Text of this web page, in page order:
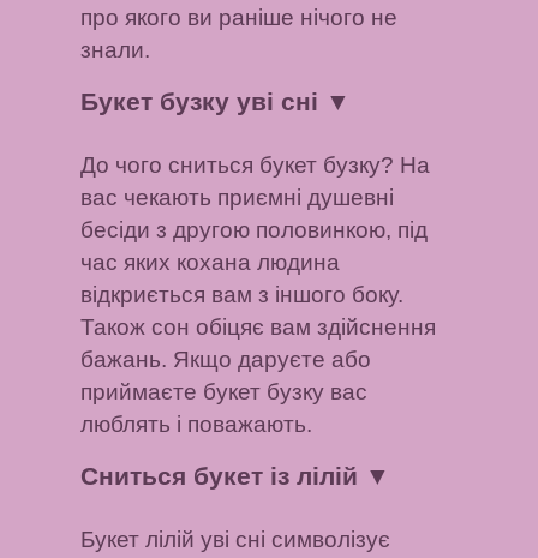
про якого ви раніше нічого не
знали.
Букет бузку уві сні ▼
До чого сниться букет бузку? На
вас чекають приємні душевні
бесіди з другою половинкою, під
час яких кохана людина
відкриється вам з іншого боку.
Також сон обіцяє вам здійснення
бажань. Якщо даруєте або
приймаєте букет бузку вас
люблять і поважають.
Сниться букет із лілій ▼
Букет лілій уві сні символізує